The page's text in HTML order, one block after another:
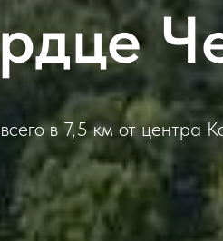
в 7,5 км от центра